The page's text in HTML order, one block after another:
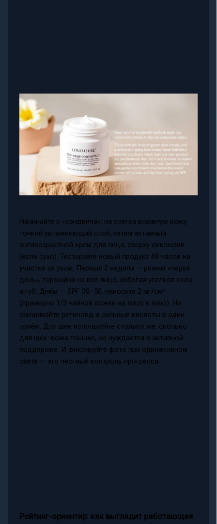
Начинайте с «сэндвича»: на слегка влажную кожу
тонкий увлажняющий слой, затем активный
антивозрастной крем для лица, сверху окклюзив
(если сухо). Тестируйте новый продукт 48 часов на
участке за ухом. Первые 2 недели — режим «через
день», горошина на всё лицо, избегая уголков носа
и губ. Днём — SPF 30–50, наносите 2 мг/см²
(примерно 1/3 чайной ложки на лицо и шею). Не
смешивайте ретиноид и сильные кислоты в один
приём. Для шеи используйте столько же, сколько
для щёк: кожа тоньше, но нуждается в активной
поддержке. И фиксируйте фото при одинаковном
свете — это честный контроль прогресса.
Рейтинг-ориентир: как выглядит работающая